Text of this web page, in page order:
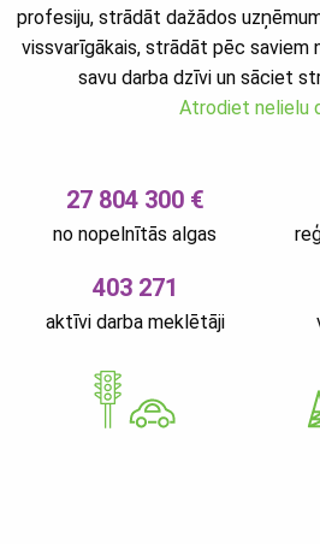
profesiju, strādāt dažādos
vissvarīgākais, strādāt pēc saviem
savu darba dzīvi un sāciet
Atrodiet nelielu
27 804 300 €
no nopelnītās algas
403 271
aktīvi darba meklētāji